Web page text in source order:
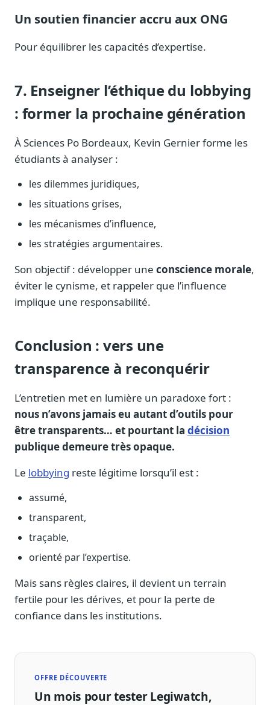
Un soutien financier accru aux ONG
Pour équilibrer les capacités d’expertise.
7. Enseigner l’éthique du lobbying
: former la prochaine génération
À Sciences Po Bordeaux, Kevin Gernier forme les
étudiants à analyser :
les dilemmes juridiques,
les situations grises,
les mécanismes d’influence,
les stratégies argumentaires.
Son objectif : développer une conscience morale,
éviter le cynisme, et rappeler que l’influence
implique une responsabilité.
Conclusion : vers une
transparence à reconquérir
L’entretien met en lumière un paradoxe fort :
nous n’avons jamais eu autant d’outils pour
être transparents… et pourtant la décision
publique demeure très opaque.
Le lobbying reste légitime lorsqu’il est :
assumé,
transparent,
traçable,
orienté par l’expertise.
Mais sans règles claires, il devient un terrain
fertile pour les dérives, et pour la perte de
confiance dans les institutions.
OFFRE DÉCOUVERTE
Un mois pour tester Legiwatch,